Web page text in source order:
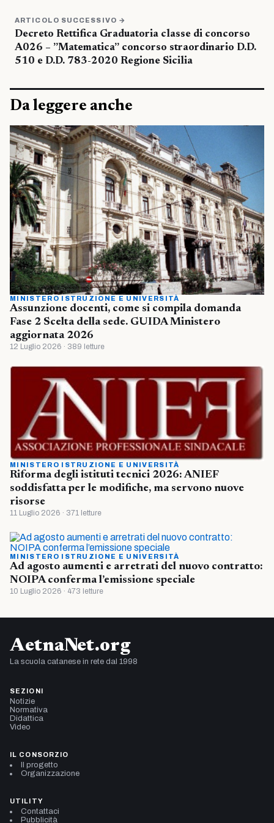
ARTICOLO SUCCESSIVO →
Decreto Rettifica Graduatoria classe di concorso
A026 – ”Matematica” concorso straordinario D.D.
510 e D.D. 783-2020 Regione Sicilia
Da leggere anche
MINISTERO ISTRUZIONE E UNIVERSITÀ
Assunzione docenti, come si compila domanda
Fase 2 Scelta della sede. GUIDA Ministero
aggiornata 2026
12 Luglio 2026 · 389 letture
MINISTERO ISTRUZIONE E UNIVERSITÀ
Riforma degli istituti tecnici 2026: ANIEF
soddisfatta per le modifiche, ma servono nuove
risorse
11 Luglio 2026 · 371 letture
MINISTERO ISTRUZIONE E UNIVERSITÀ
Ad agosto aumenti e arretrati del nuovo contratto:
NOIPA conferma l’emissione speciale
10 Luglio 2026 · 473 letture
AetnaNet.org
La scuola catanese in rete dal 1998
SEZIONI
Notizie
Normativa
Didattica
Video
IL CONSORZIO
Il progetto
Organizzazione
UTILITY
Contattaci
Pubblicità